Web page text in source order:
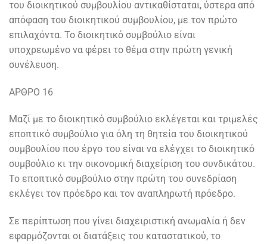
του διοικητικού συμβουλίου αντικαθίσταται, ύστερα από
απόφαση του διοικητικού συμβουλίου, με τον πρώτο
επιλαχόντα. Το διοικητικό συμβούλιο είναι
υποχρεωμένο να φέρει το θέμα στην πρώτη γενική
συνέλευση.
ΑΡΘΡΟ 16
Μαζί με το διοικητικό συμβούλιο εκλέγεται και τριμελές
εποπτικό συμβούλιο για όλη τη θητεία του διοικητικού
συμβουλίου που έργο του είναι να ελέγχει το διοικητικό
συμβούλιο κι την οικονομική διαχείριση του συνδικάτου.
Το εποπτικό συμβούλιο στην πρώτη του συνεδρίαση
εκλέγει τον πρόεδρο και τον αναπληρωτή πρόεδρο.
Σε περίπτωση που γίνει διαχειριστική ανωμαλία ή δεν
εφαρμόζονται οι διατάξεις του καταστατικού, το